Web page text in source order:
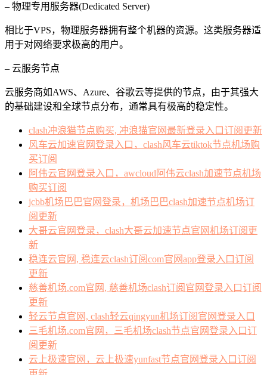
– 物理专用服务器(Dedicated Server)
相比于VPS，物理服务器拥有整个机器的资源。这类服务器适
用于对网络要求极高的用户。
– 云服务节点
云服务商如AWS、Azure、谷歌云等提供的节点，由于其强大
的基础建设和全球节点分布，通常具有极高的稳定性。
clash冲浪猫节点购买, 冲浪猫官网最新登录入口订阅更新
风车云加速官网登录入口，clash风车云tiktok节点机场购
买订阅
阿伟云官网登录入口，awcloud阿伟云clash加速节点机场
购买订阅
jcbb机场巴巴官网登录，机场巴巴clash加速节点机场订
阅更新
大哥云官网登录，clash大哥云加速节点官网机场订阅更
新
稳连云官网, 稳连云clash订阅com官网app登录入口订阅
更新
慈善机场.com官网, 慈善机场clash订阅官网登录入口订阅
更新
轻云节点官网, clash轻云qingyun机场订阅官网登录入口
三毛机场.com官网，三毛机场clash节点官网登录入口订
阅更新
云上极速官网，云上极速yunfast节点官网登录入口订阅